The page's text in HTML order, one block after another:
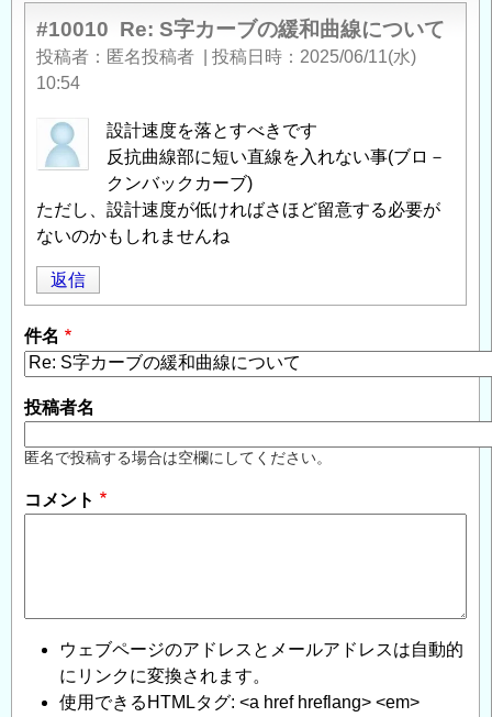
#10010 Re: S字カーブの緩和曲線について
投稿者 匿名投稿者 投稿日時
2025/06/11(水)
10:54
設計速度を落とすべきです
反抗曲線部に短い直線を入れない事(ブロ－
クンバックカーブ)
ただし、設計速度が低ければさほど留意する必要が
ないのかもしれませんね
返信
件名
投稿者名
匿名で投稿する場合は空欄にしてください。
コメント
ウェブページのアドレスとメールアドレスは自動的
にリンクに変換されます。
使用できるHTMLタグ: <a href hreflang> <em>